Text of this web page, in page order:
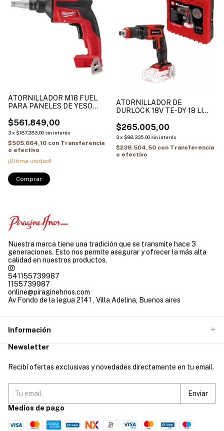
ATORNILLADOR M18 FUEL
PARA PANELES DE YESO
2866-20
$561.849,00
3x $187.283,00 sin interés
$505.664,10 con Transferencia
o efectivo
¡Última unidad!
ATORNILLADOR DE
DURLOCK 18V TE-DY 18 LI
$265.005,00
3x $88.335,00 sin interés
$238.504,50 con Transferencia
o efectivo
Nuestra marca tiene una tradición que se transmite hace 3
generaciones. Esto nos permite asegurar y ofrecer la más alta
calidad en nuestros productos.
541155739987
1155739987
online@piraginehnos.com
Av Fondo de la legua 2141 , Villa Adelina, Buenos aires
Información
Newsletter
Recibí ofertas exclusivas y novedades directamente en tu email.
Medios de pago